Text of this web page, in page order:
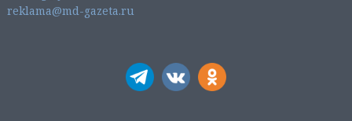
reklama@md-gazeta.ru